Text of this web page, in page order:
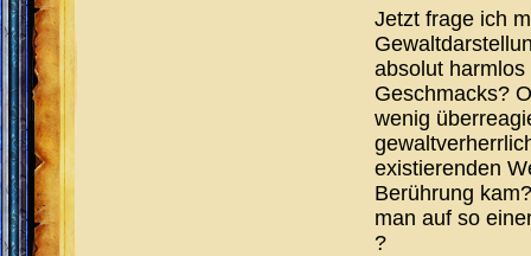
Jetzt frage ich
absolut
Geschmacks?
wenig
existierenden
Berührung
man auf so
?